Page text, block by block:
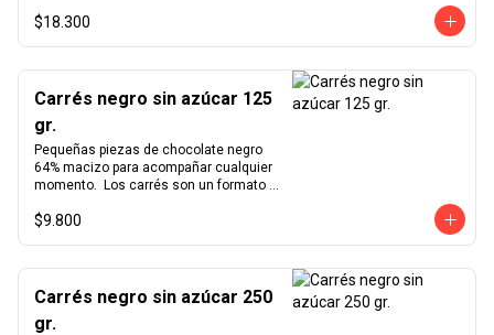
cómodo para degustar nuestro
sin azúcar.
$18.300
Carrés negro sin azúcar 125
gr.
Pequeñas piezas de chocolate negro
64% macizo para acompañar cualquier
momento.  Los carrés son un formato
nuestro exquisito chocolate en
$9.800
Carrés negro sin azúcar 250
gr.